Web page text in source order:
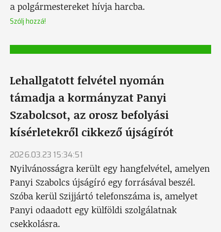
a polgármestereket hívja harcba.
Szólj hozzá!
Lehallgatott felvétel nyomán
támadja a kormányzat Panyi
Szabolcsot, az orosz befolyási
kísérletekről cikkező újságírót
2026.03.23 15:34:51
Nyilvánosságra került egy hangfelvétel, amelyen
Panyi Szabolcs újságíró egy forrásával beszél.
Szóba kerül Szijjártó telefonszáma is, amelyet
Panyi odaadott egy külföldi szolgálatnak
csekkolásra.